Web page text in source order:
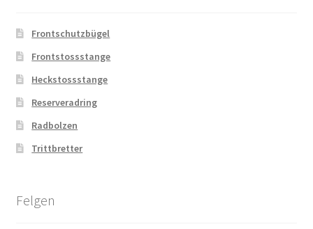
Frontschutzbügel
Frontstossstange
Heckstossstange
Reserveradring
Radbolzen
Trittbretter
Felgen